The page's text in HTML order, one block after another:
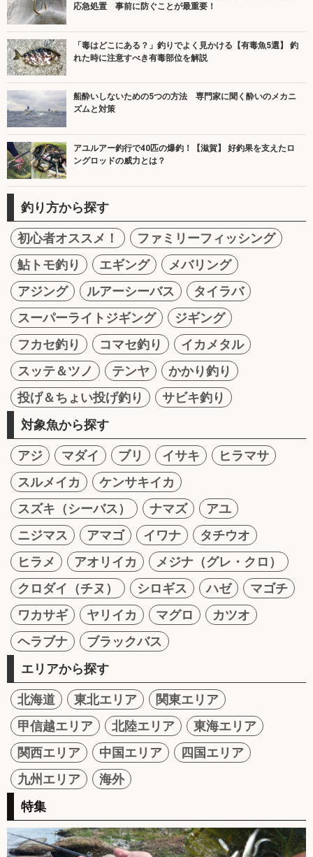
応急処置 事前に防ぐことが最重要！
「毒はどこにある？」釣りでよく見かける【有毒魚5選】 釣
れた時に注意すべき有毒部位を解説
船酔いしないための5つの方法 専門家に聞く酔いのメカニ
ズムと対策
アユルアー釣行で40匹の爆釣！【滋賀】 好釣果を支えたロ
ングロッドの威力とは？
釣り方から探す
初心者オススメ！
ファミリーフィッシング
鮎トモ釣り
エギング
メバリング
アジング
ルアーシーバス
タイラバ
スーパーライトジギング
ジギング
フカセ釣り
コマセ釣り
イカメタル
スッテ＆ツノ
テンヤ
かかり釣り
投げ＆ちょい投げ釣り
サビキ釣り
対象魚から探す
アジ マダイ ブリ イサキ
ヒラマサ
スルメイカ
ケンサキイカ
スズキ（シーバス）
ナマズ
アユ
ニジマス
アマゴ イワナ
タチウオ
ヒラメ
アオリイカ
メジナ（グレ・クロ）
クロダイ（チヌ）
シロギス ハゼ
マゴチ
ワカサギ
ヤリイカ マグロ
カツオ
ヘラブナ
ブラックバス
エリアから探す
北海道 東北エリア
関東エリア
甲信越エリア
北陸エリア
東海エリア
関西エリア
中国エリア
四国エリア
九州エリア
海外
特集